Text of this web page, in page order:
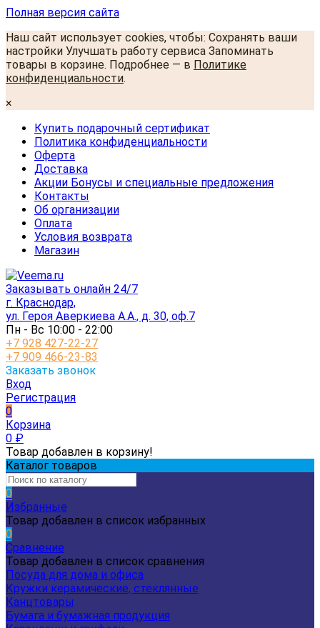
Полная версия сайта
Наш сайт использует cookies, чтобы: Сохранять ваши
настройки Улучшать работу сервиса Запоминать
товары в корзине. Подробнее — в Политике
конфиденциальности.
×
Купить подарочный сертификат
Политика конфиденциальности
Оферта
Доставка
Акции Бонусы и специальные предложения
Контакты
Об организации
Оплата
Условия возврата
Магазин
Заказывать онлайн 24/7
г. Краснодар,
ул. Героя Аверкиева А.А., д. 30, оф.7
Пн - Вс 10:00 - 22:00
+7 928 427-22-27
+7 909 466-23-83
Заказать звонок
Вход
Регистрация
0
Корзина
0 ₽
Товар добавлен в корзину!
Каталог товаров
0
Избранные
Товар добавлен в список избранных
0
Сравнение
Товар добавлен в список сравнения
Посуда для дома и офиса
Кружки керамические, стеклянные
Канцтовары
Бумага и бумажная продукция